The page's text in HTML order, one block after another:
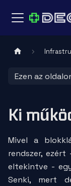
Ezen az
Ki
Mivel a
rendszer,
eltekintve -
Senki, mert